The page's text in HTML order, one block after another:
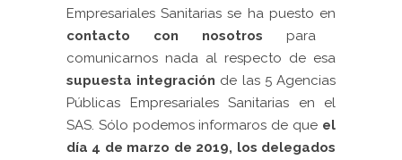
Empresariales Sanitarias se ha puesto en
contacto con nosotros para
comunicarnos nada al respecto de esa
supuesta integración de las 5 Agencias
Públicas Empresariales Sanitarias en el
SAS. Sólo podemos informaros de que el
día 4 de marzo de 2019, los delegados